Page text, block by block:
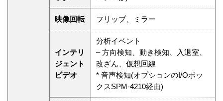
映像回転 フリップ、ミラー
インテリ
ジェント
ビデオ
分析イベント
– 方向検知、動き検知、入退室、
改ざん、仮想回線
* 音声検知(オプションのI/Oボッ
クスSPM-4210経由)